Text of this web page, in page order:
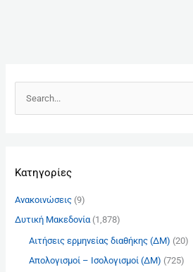
ή
σ
Kατηγορίες
Ανακοινώσεις(9)
Δυτική Μακεδονία(1,878)
Αιτήσεις ερμηνείας διαθήκης (ΔΜ) (20)
Απολογισμοί – Ισολογισμοί (ΔΜ) (725)